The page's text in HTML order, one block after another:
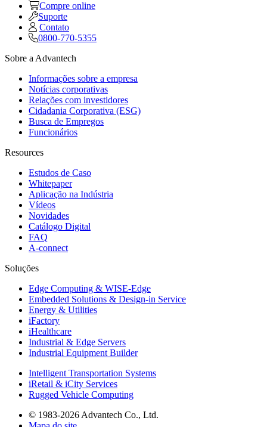
Compre online
Suporte
Contato
0800-770-5355
Sobre a Advantech
Informações sobre a empresa
Notícias corporativas
Relações com investidores
Cidadania Corporativa (ESG)
Busca de Empregos
Funcionários
Resources
Estudos de Caso
Whitepaper
Aplicação na Indústria
Vídeos
Novidades
Catálogo Digital
FAQ
A-connect
Soluções
Edge Computing & WISE-Edge
Embedded Solutions & Design-in Service
Energy & Utilities
iFactory
iHealthcare
Industrial & Edge Servers
Industrial Equipment Builder
Intelligent Transportation Systems
iRetail & iCity Services
Rugged Vehicle Computing
© 1983-2026 Advantech Co., Ltd.